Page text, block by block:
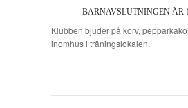
BARNAVSLUTNINGEN ÄR
Klubben bjuder på korv,
inomhus i träningslokalen.